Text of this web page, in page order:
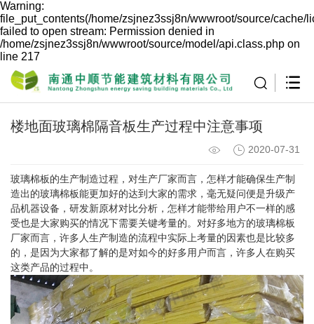
Warning:
file_put_contents(/home/zsjnez3ssj8n/wwwroot/source/cache/
failed to open stream: Permission denied in
/home/zsjnez3ssj8n/wwwroot/source/model/api.class.php on
line 217
楼地面玻璃棉隔音板生产过程中注意事项
2020-07-31
玻璃棉板的生产制造过程，对生产厂家而言，怎样才能确保生产制
造出的玻璃棉板能更加好的达到大家的需求，毫无疑问便是升级产
品机器设备，研发新原材对比分析，怎样才能带给用户不一样的感
受也是大家购买的情况下需要关键考量的。对好多地方的玻璃棉板
厂家而言，许多人生产制造的流程中实际上考量的因素也是比较多
的，是因为大家都了解的是对如今的好多用户而言，许多人在购买
这类产品的过程中。